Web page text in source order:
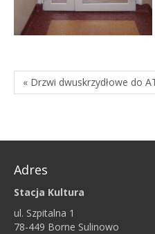
« Drzwi dwuskrzydłowe do
Adres
Stacja Kultura
ul. Szpitalna 1
78-449 Borne Sulinowo